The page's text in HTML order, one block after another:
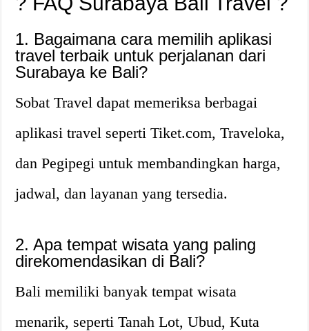
1. Bagaimana cara memilih aplikasi
travel terbaik untuk perjalanan dari
Surabaya ke Bali?
Sobat Travel dapat memeriksa berbagai
aplikasi travel seperti Tiket.com, Traveloka,
dan Pegipegi untuk membandingkan harga,
jadwal, dan layanan yang tersedia.
2. Apa tempat wisata yang paling
direkomendasikan di Bali?
Bali memiliki banyak tempat wisata
menarik, seperti Tanah Lot, Ubud, Kuta